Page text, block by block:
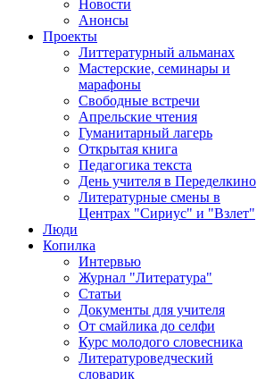
Новости
Анонсы
Проекты
Литтературный альманах
Мастерские, семинары и
марафоны
Свободные встречи
Апрельские чтения
Гуманитарный лагерь
Открытая книга
Педагогика текста
День учителя в Переделкино
Литературные смены в
Центрах "Сириус" и "Взлет"
Люди
Копилка
Интервью
Журнал "Литература"
Статьи
Документы для учителя
От смайлика до селфи
Курс молодого словесника
Литературоведческий
словарик